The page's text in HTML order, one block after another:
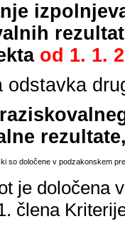
od 1. 1.
odstavka
so določene v podzakonskem
je določena
člena